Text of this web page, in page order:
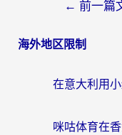
← 前一篇
海外地区限制